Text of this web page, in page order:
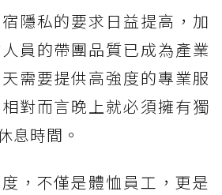
隱私的要求日益提高，加
員的帶團品質已成為產業
需要提供高強度的專業服
對而言晚上就必須擁有獨
息時間。
，不僅是體恤員工，更是